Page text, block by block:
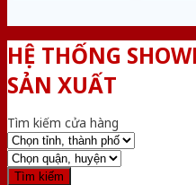
HỆ THỐNG
SẢN XUẤT
Tìm kiếm cửa hàng